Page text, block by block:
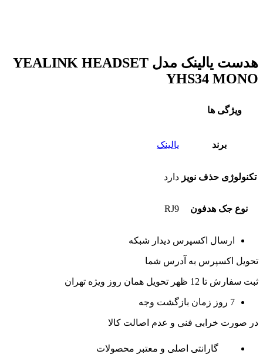
هدست یالینک مدل YEALINK HEADSET
YHS34 MONO
ویژگی ها
برند یالینک
تکنولوژی حذف نویز دارد
نوع جک هدفون RJ9
ارسال اکسپرس دیدار شبکه
تحویل اکسپرس به آدرس شما
ثبت سفارش تا 12 ظهر تحویل همان روز ویژه تهران
7 روز زمان بازگشت وجه
در صورت خرابی فنی و عدم اصالت کالا
گارانتی اصلی و معتبر محصولات